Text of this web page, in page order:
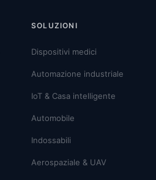
SOLUZIONI
Dispositivi medici
Automazione industriale
IoT & Casa intelligente
Automobile
Indossabili
Aerospaziale & UAV